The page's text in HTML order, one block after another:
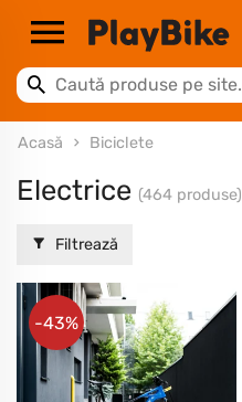
Acasă Biciclete
Electrice (464 produse)
Filtrează
-43%